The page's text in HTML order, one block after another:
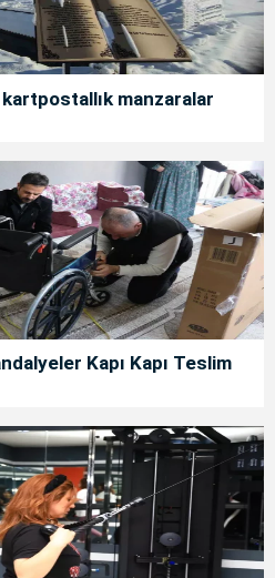
manzaralar
Kapı Kapı Teslim